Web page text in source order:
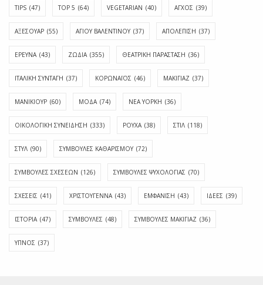
TIPS (47) TOP 5 (64) VEGETARIAN (40) ΑΓΧΟΣ (39)
ΑΞΕΣΟΥΑΡ (55) ΑΓΊΟΥ ΒΑΛΕΝΤΊΝΟΥ (37) ΑΠΟΛΈΠΙΣΗ (37)
ΕΡΕΥΝΑ (43) ΖΩΔΙΑ (355) ΘΕΑΤΡΙΚΗ ΠΑΡΑΣΤΑΣΗ (36)
ΙΤΑΛΙΚΗ ΣΥΝΤΑΓΗ (37) ΚΟΡΩΝΑΪΟΣ (46) ΜΑΚΙΓΙΑΖ (37)
ΜΑΝΙΚΙΟΥΡ (60) ΜΟΔΑ (74) ΝΕΑ ΥΟΡΚΗ (36)
ΟΙΚΟΛΟΓΙΚΗ ΣΥΝΕΙΔΗΣΗ (333) ΡΟΥΧΑ (38) ΣΤΙΛ (118)
ΣΤΥΛ (90) ΣΥΜΒΟΥΛΕΣ ΚΑΘΑΡΙΣΜΟΥ (72)
ΣΥΜΒΟΥΛΕΣ ΣΧΕΣΕΩΝ (126) ΣΥΜΒΟΥΛΕΣ ΨΥΧΟΛΟΓΙΑΣ (70)
ΣΧΕΣΕΙΣ (41) ΧΡΙΣΤΟΥΓΕΝΝΑ (43) ΕΜΦΆΝΙΣΗ (43) ΙΔΈΕΣ (39)
ΙΣΤΟΡΊΑ (47) ΣΥΜΒΟΥΛΈΣ (48) ΣΥΜΒΟΥΛΈΣ ΜΑΚΙΓΙΆΖ (36)
ΎΠΝΟΣ (37)